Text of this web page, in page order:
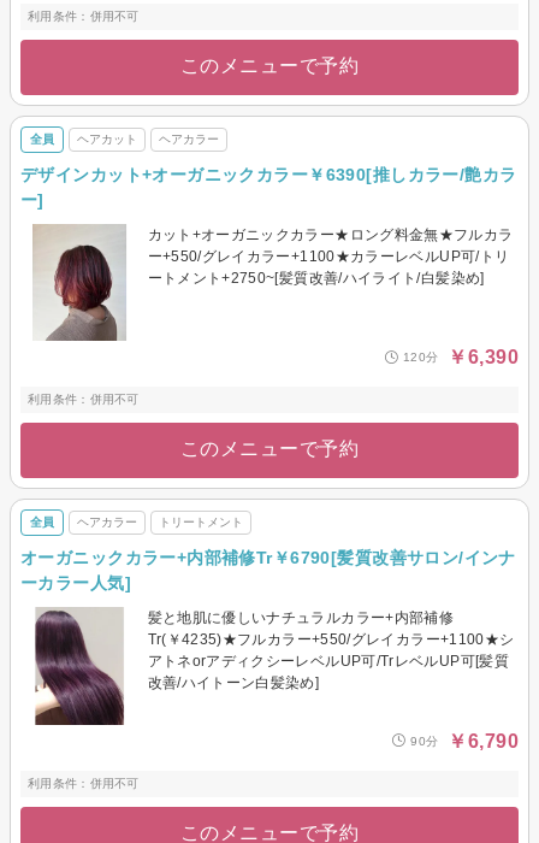
利用条件：併用不可
このメニューで予約
全員 ヘアカット ヘアカラー
デザインカット+オーガニックカラー￥6390[推しカラー/艶カラ
ー]
カット+オーガニックカラー★ロング料金無★フルカラ
ー+550/グレイカラー+1100★カラーレベルUP可/トリ
ートメント+2750~[髪質改善/ハイライト/白髪染め]
120分 ￥6,390
利用条件：併用不可
このメニューで予約
全員 ヘアカラー トリートメント
オーガニックカラー+内部補修Tr￥6790[髪質改善サロン/インナ
ーカラー人気]
髪と地肌に優しいナチュラルカラー+内部補修
Tr(￥4235)★フルカラー+550/グレイカラー+1100★シ
アトネorアディクシーレベルUP可/TrレベルUP可[髪質
改善/ハイトーン白髪染め]
90分 ￥6,790
利用条件：併用不可
このメニューで予約